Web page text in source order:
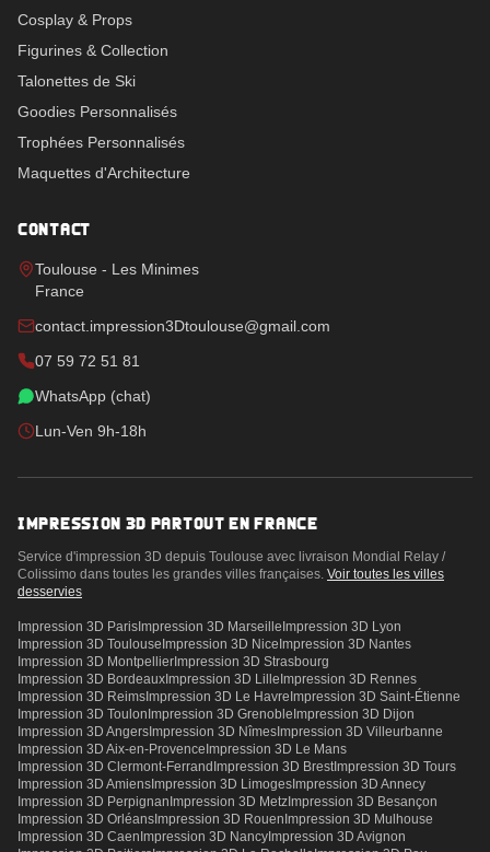
Cosplay & Props
Figurines & Collection
Talonettes de Ski
Goodies Personnalisés
Trophées Personnalisés
Maquettes d'Architecture
CONTACT
Toulouse - Les Minimes
France
contact.impression3Dtoulouse@gmail.com
07 59 72 51 81
WhatsApp (chat)
Lun-Ven 9h-18h
IMPRESSION 3D PARTOUT EN FRANCE
Service d'impression 3D depuis Toulouse avec livraison Mondial Relay /
Colissimo dans toutes les grandes villes françaises. Voir toutes les villes
desservies
Impression 3D Paris Impression 3D Marseille Impression 3D Lyon
Impression 3D Toulouse Impression 3D Nice Impression 3D Nantes
Impression 3D Montpellier Impression 3D Strasbourg
Impression 3D Bordeaux Impression 3D Lille Impression 3D Rennes
Impression 3D Reims Impression 3D Le Havre Impression 3D Saint-Étienne
Impression 3D Toulon Impression 3D Grenoble Impression 3D Dijon
Impression 3D Angers Impression 3D Nîmes Impression 3D Villeurbanne
Impression 3D Aix-en-Provence Impression 3D Le Mans
Impression 3D Clermont-Ferrand Impression 3D BrestImpression 3D Tours
Impression 3D Amiens Impression 3D Limoges Impression 3D Annecy
Impression 3D Perpignan Impression 3D Metz Impression 3D Besançon
Impression 3D Orléans Impression 3D Rouen Impression 3D Mulhouse
Impression 3D Caen Impression 3D Nancy Impression 3D Avignon